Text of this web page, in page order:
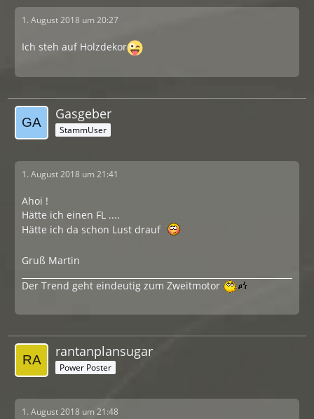
1. August 2018 um 20:27
Ich steh auf Holzdekor
Gasgeber
StammUser
1. August 2018 um 21:41
Ahoi !
Hätte ich einen FL ....
Hätte ich da schon Lust drauf
Gruß Martin
Der Trend geht eindeutig zum Zweitmotor
rantanplansugar
Power Poster
1. August 2018 um 21:48